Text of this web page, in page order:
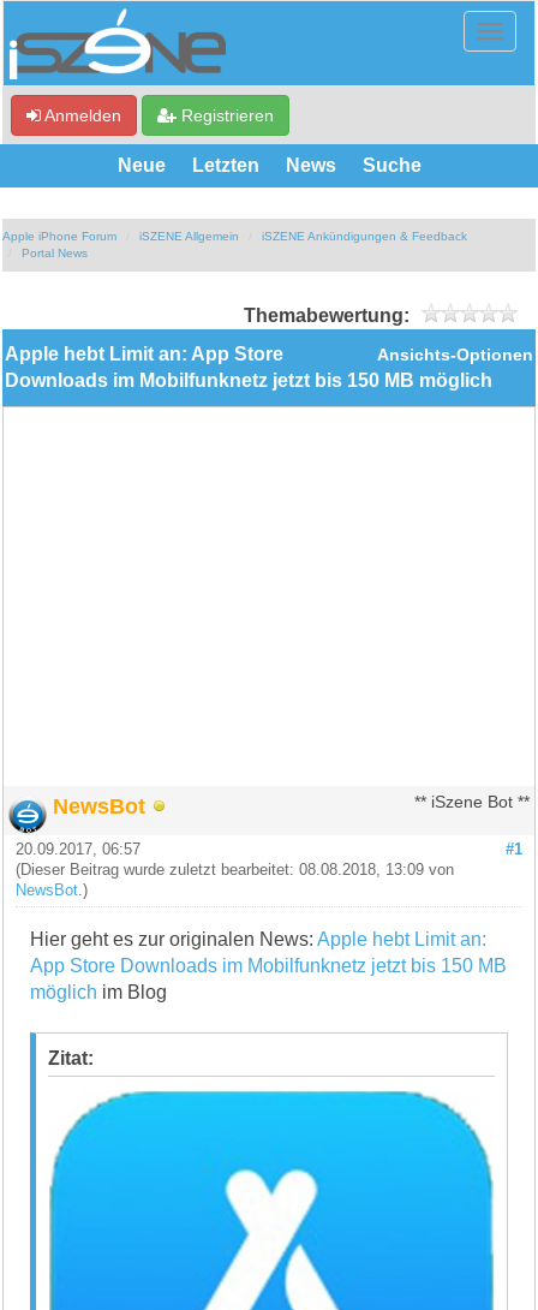
Anmelden Registrieren
Neue Letzten News Suche
Apple iPhone Forum iSZENE Allgemein
iSZENE Ankündigungen & Feedback
Portal News
Themabewertung:
Ansichts-Optionen
Apple hebt Limit an: App Store
Downloads im Mobilfunknetz jetzt bis 150 MB möglich
NewsBot ** iSzene Bot **
#1
20.09.2017, 06:57
(Dieser Beitrag wurde zuletzt bearbeitet: 08.08.2018, 13:09 von
NewsBot .)
Hier geht es zur originalen News:Apple hebt Limit an:
App Store Downloads im Mobilfunknetz jetzt bis 150 MB
möglich im Blog
Zitat: